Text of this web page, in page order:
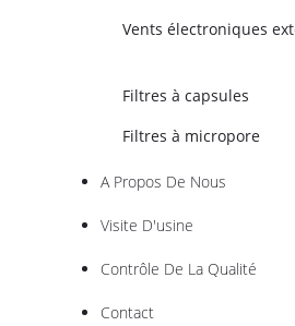
Vents électroniques
Filtres à capsules
Filtres à micropore
A Propos De Nous
Visite D'usine
Contrôle De La Qualité
Contact